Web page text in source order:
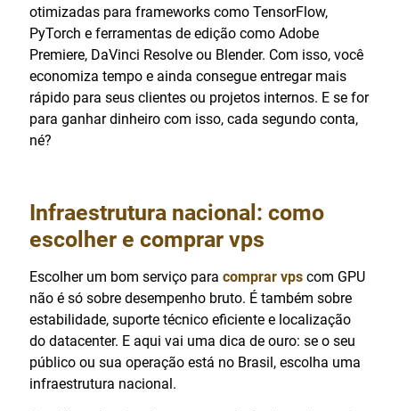
otimizadas para frameworks como TensorFlow,
PyTorch e ferramentas de edição como Adobe
Premiere, DaVinci Resolve ou Blender. Com isso, você
economiza tempo e ainda consegue entregar mais
rápido para seus clientes ou projetos internos. E se for
para ganhar dinheiro com isso, cada segundo conta,
né?
Infraestrutura nacional: como
escolher e comprar vps
Escolher um bom serviço para comprar vps com GPU
não é só sobre desempenho bruto. É também sobre
estabilidade, suporte técnico eficiente e localização
do datacenter. E aqui vai uma dica de ouro: se o seu
público ou sua operação está no Brasil, escolha uma
infraestrutura nacional.